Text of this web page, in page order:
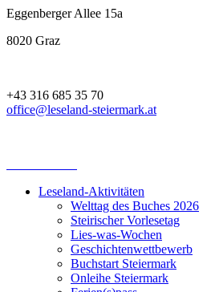
Eggenberger Allee 15a
8020 Graz
+43 316 685 35 70
office@leseland-steiermark.at
Leseland-Aktivitäten
Welttag des Buches 2026
Steirischer Vorlesetag
Lies-was-Wochen
Geschichtenwettbewerb
Buchstart Steiermark
Onleihe Steiermark